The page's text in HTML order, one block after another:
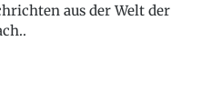
aus der Welt der